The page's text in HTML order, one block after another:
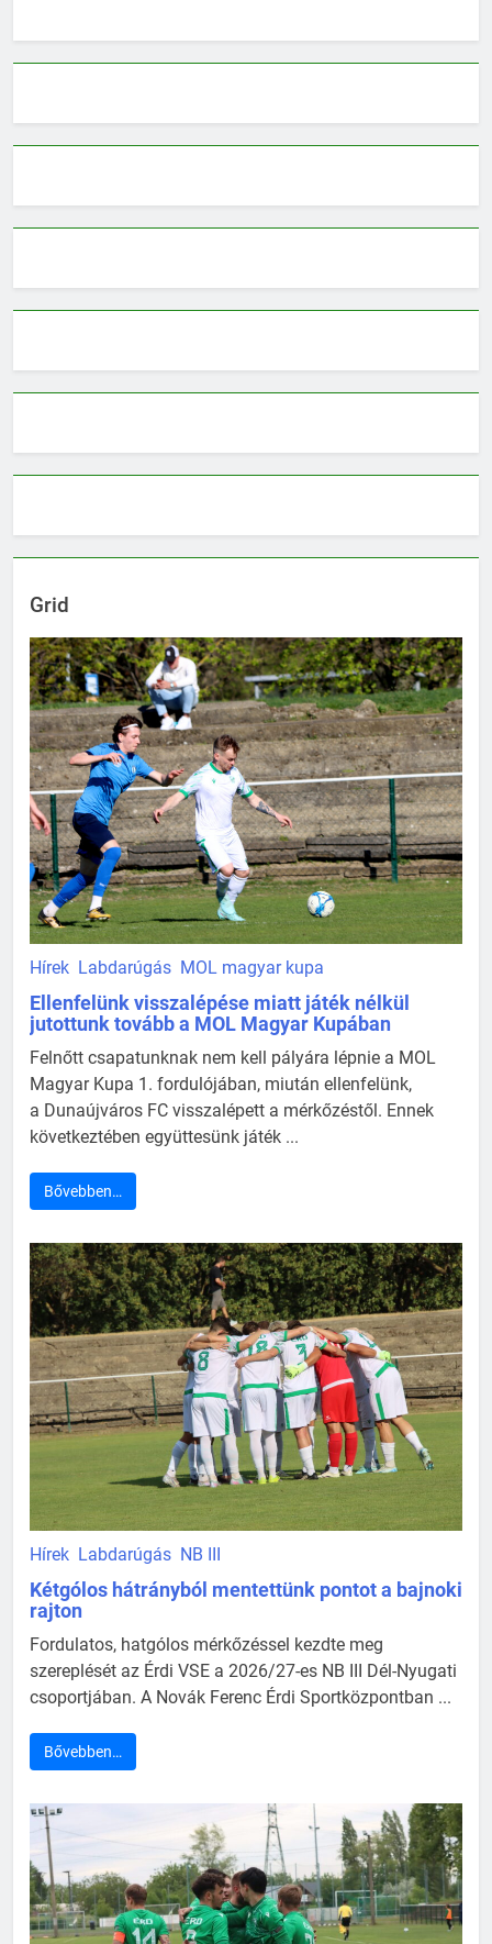
Grid
Hírek Labdarúgás MOL magyar kupa
Ellenfelünk visszalépése miatt játék nélkül
jutottunk tovább a MOL Magyar Kupában
Felnőtt csapatunknak nem kell pályára lépnie a MOL
Magyar Kupa 1. fordulójában, miután ellenfelünk,
a Dunaújváros FC visszalépett a mérkőzéstől. Ennek
következtében együttesünk játék ...
Bővebben…
Hírek Labdarúgás NB III
Kétgólos hátrányból mentettünk pontot a bajnoki
rajton
Fordulatos, hatgólos mérkőzéssel kezdte meg
szereplését az Érdi VSE a 2026/27-es NB III Dél-Nyugati
csoportjában. A Novák Ferenc Érdi Sportközpontban ...
Bővebben…